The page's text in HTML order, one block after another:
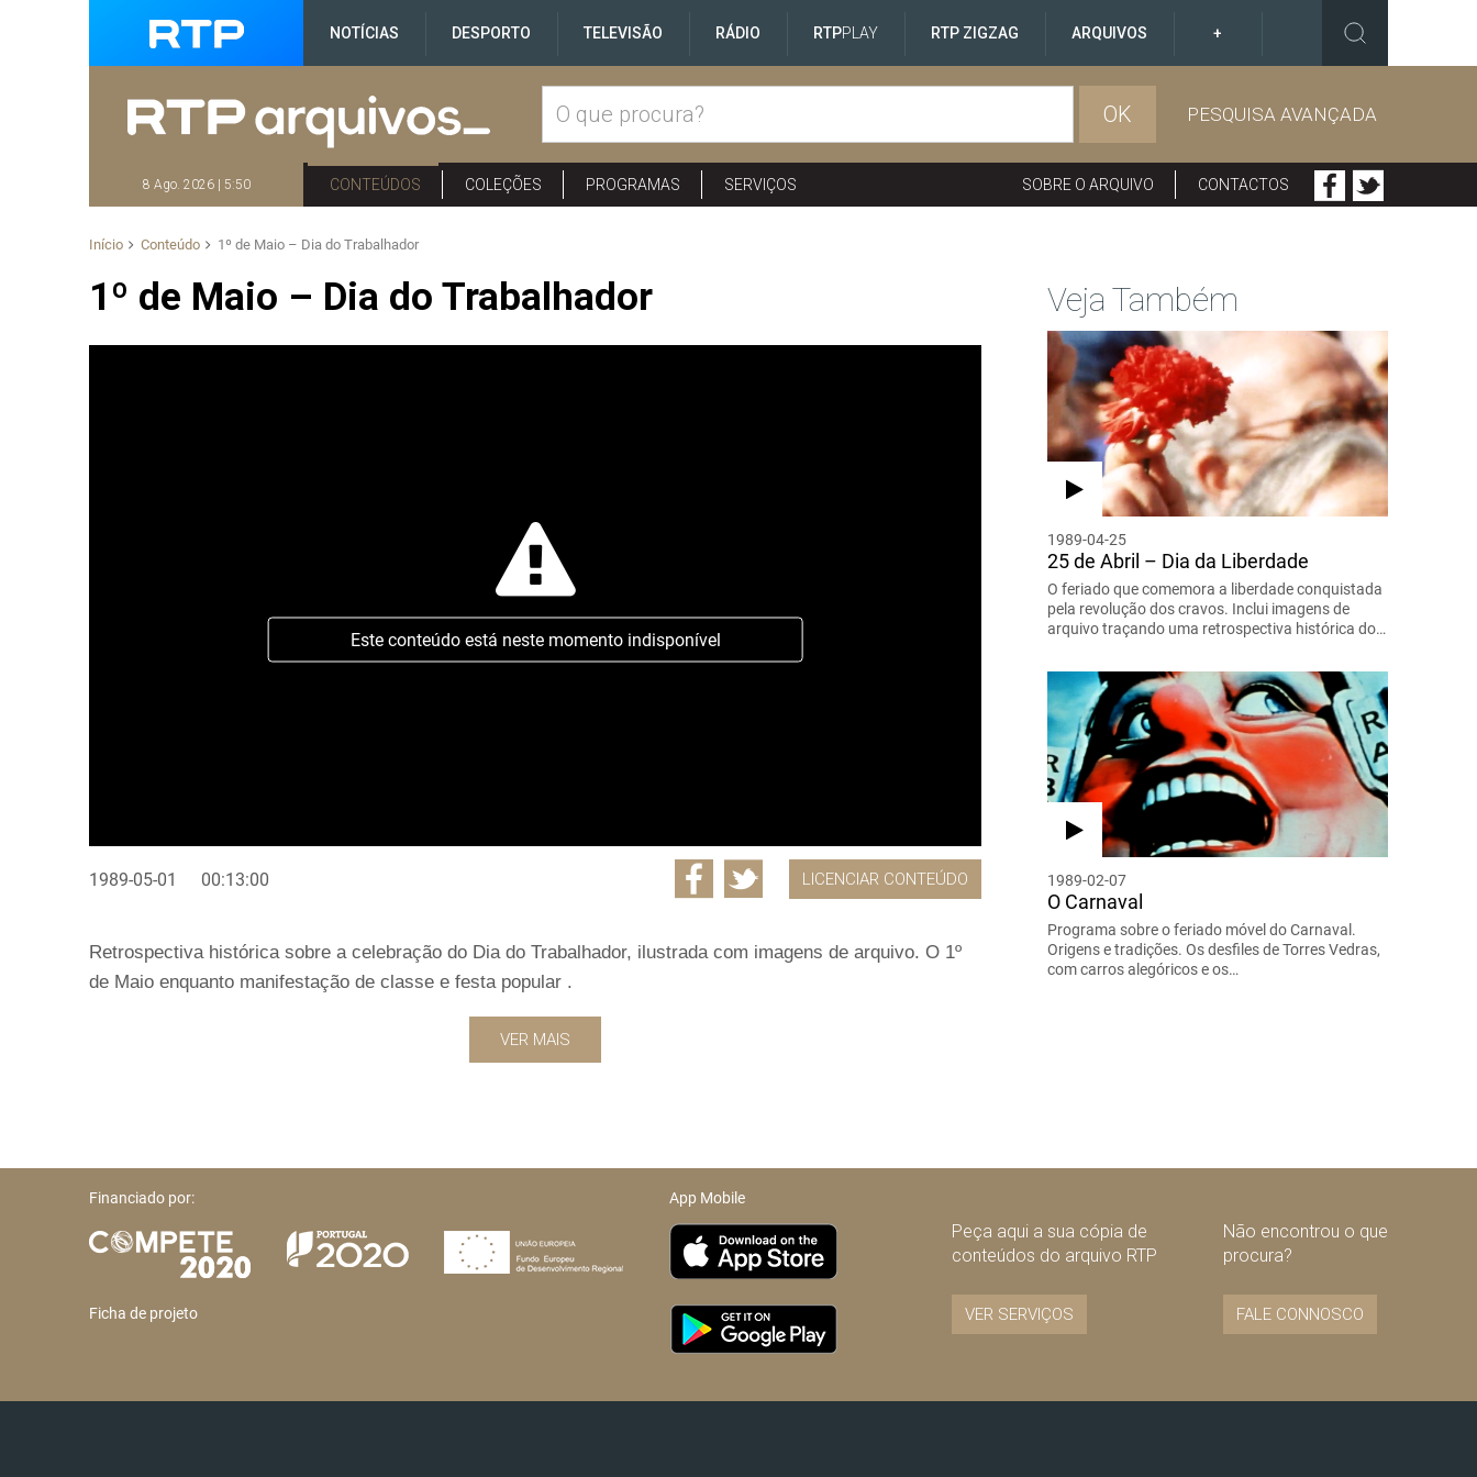
NOTÍCIAS DESPORTO TELEVISÃO RÁDIO RTPPLAY RTP ZIGZAG ARQUIVOS +
OK PESQUISA AVANÇADA
8 Ago. 2026 | 5:50 CONTEÚDOS COLEÇÕES PROGRAMAS SERVIÇOS SOBRE O ARQUIVO CONTACTOS
Início Conteúdo 1º de Maio – Dia do Trabalhador
1º de Maio – Dia do Trabalhador
Este conteúdo está neste momento indisponível
1989-05-01 00:13:00 LICENCIAR CONTEÚDO
Retrospectiva histórica sobre a celebração do Dia do Trabalhador, ilustrada com imagens de arquivo. O 1º
de Maio enquanto manifestação de classe e festa popular .
VER MAIS
Veja Também
1989-04-25
25 de Abril – Dia da Liberdade
O feriado que comemora a liberdade conquistada
pela revolução dos cravos. Inclui imagens de
arquivo traçando uma retrospectiva histórica do…
1989-02-07
O Carnaval
Programa sobre o feriado móvel do Carnaval.
Origens e tradições. Os desfiles de Torres Vedras,
com carros alegóricos e os…
Financiado por:
Ficha de projeto
App Mobile
Peça aqui a sua cópia de
conteúdos do arquivo RTP
VER SERVIÇOS
Não encontrou o que
procura?
FALE CONNOSCO